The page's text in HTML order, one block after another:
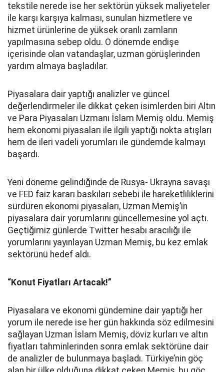
tekstile nerede ise her sektörün yüksek maliyeteler
ile karşı karşıya kalması, sunulan hizmetlere ve
hizmet ürünlerine de yüksek oranlı zamların
yapılmasına sebep oldu. O dönemde endişe
içerisinde olan vatandaşlar, uzman görüşlerinden
yardım almaya başladılar.
Piyasalara dair yaptığı analizler ve güncel
değerlendirmeler ile dikkat çeken isimlerden biri Altın
ve Para Piyasaları Uzmanı İslam Memiş oldu. Memiş
hem ekonomi piyasaları ile ilgili yaptığı nokta atışları
hem de ileri vadeli yorumları ile gündemde kalmayı
başardı.
Yeni döneme gelindiğinde de Rusya- Ukrayna savaşı
ve FED faiz kararı baskıları sebebi ile hareketliliklerini
sürdüren ekonomi piyasaları, Uzman Memiş’in
piyasalara dair yorumlarını güncellemesine yol açtı.
Geçtiğimiz günlerde Twitter hesabı aracılığı ile
yorumlarını yayınlayan Uzman Memiş, bu kez emlak
sektörünü hedef aldı.
“Konut Fiyatları Artacak!”
Piyasalara ve ekonomi gündemine dair yaptığı her
yorum ile nerede ise her gün hakkında söz edilmesini
sağlayan Uzman İslam Memiş, döviz kurları ve altın
fiyatları tahminlerinden sonra emlak sektörüne dair
de analizler de bulunmaya başladı. Türkiye’nin göç